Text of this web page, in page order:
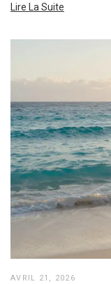
Lire La Suite
AVRIL 21, 2026